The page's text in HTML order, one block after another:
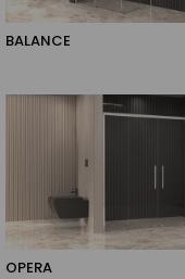
BALANCE
OPERA